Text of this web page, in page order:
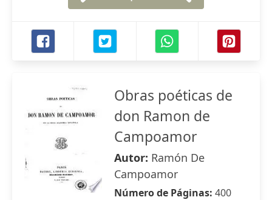
Obras poéticas de
don Ramon de
Campoamor
Autor: Ramón De
Campoamor
Número de Páginas: 400